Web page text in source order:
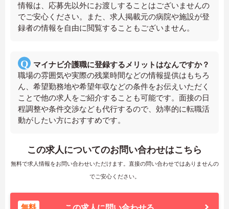
情報は、応募先以外にお渡しすることはございませんの
でご安心ください。また、求人掲載元の病院や施設が登
録者の情報を自由に閲覧することもございません。
マイナビ介護職に登録するメリットはなんですか？
職場の雰囲気や実際の残業時間などの情報提供はもちろ
ん、希望勤務地や希望年収などの条件をお伝えいただく
ことで他の求人をご紹介することも可能です。面接の日
程調整や条件交渉なども代行するので、効率的に転職活
動がしたい方におすすめです。
この求人についてのお問い合わせはこちら
無料で求人情報をお問い合わせいただけます。直接の問い合わせではありませんの
でご安心ください。